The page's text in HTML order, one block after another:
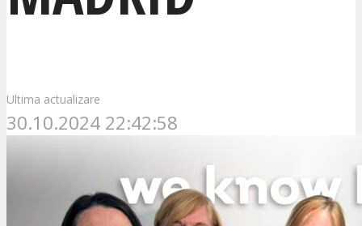
Ultima actualizare
30.10.2024 22:42:58